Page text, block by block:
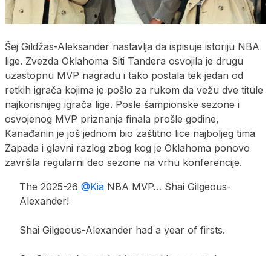
Šej Gildžas-Aleksander nastavlja da ispisuje istoriju NBA
lige. Zvezda Oklahoma Siti Tandera osvojila je drugu
uzastopnu MVP nagradu i tako postala tek jedan od
retkih igrača kojima je pošlo za rukom da vežu dve titule
najkorisnijeg igrača lige. Posle šampionske sezone i
osvojenog MVP priznanja finala prošle godine,
Kanađanin je još jednom bio zaštitno lice najboljeg tima
Zapada i glavni razlog zbog kog je Oklahoma ponovo
završila regularni deo sezone na vrhu konferencije.
The 2025-26 @Kia NBA MVP… Shai Gilgeous-
Alexander!
Shai Gilgeous-Alexander had a year of firsts.